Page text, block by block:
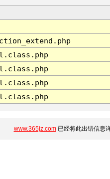
www.365jz.com已经将此出错信息